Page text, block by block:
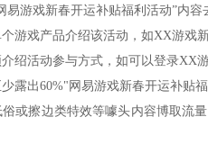
易游戏新春开运补贴福利活动”内
游戏产品介绍该活动，如XX游戏
绍活动参与方式，如可以登录XX
露出60%"网易游戏新春开运补贴
或擦边类特效等噱头内容博取流